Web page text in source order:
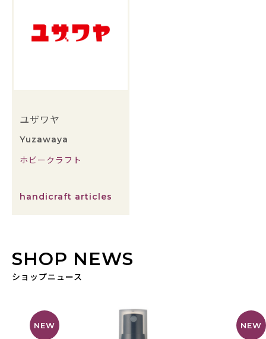
ユザワヤ
Yuzawaya
ホビークラフト
handicraft articles
SHOP NEWS
ショップニュース